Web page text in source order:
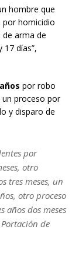
hombre que
por homicidio
arma de
días”,
por robo
un proceso por
y disparo de
por
otro
tres meses, un
otro proceso
dos meses
de